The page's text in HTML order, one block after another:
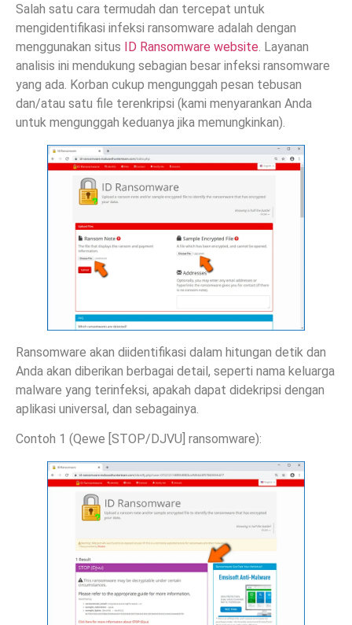
Salah satu cara termudah dan tercepat untuk
mengidentifikasi infeksi ransomware adalah dengan
menggunakan situs ID Ransomware website. Layanan
analisis ini mendukung sebagian besar infeksi ransomware
yang ada. Korban cukup mengunggah pesan tebusan
dan/atau satu file terenkripsi (kami menyarankan Anda
untuk mengunggah keduanya jika memungkinkan).
Ransomware akan diidentifikasi dalam hitungan detik dan
Anda akan diberikan berbagai detail, seperti nama keluarga
malware yang terinfeksi, apakah dapat didekripsi dengan
aplikasi universal, dan sebagainya.
Contoh 1 (Qewe [STOP/DJVU] ransomware):